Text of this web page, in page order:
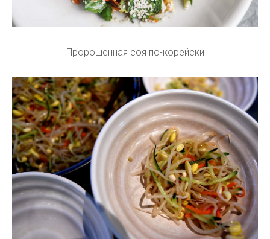
Пророщенная соя по-корейски